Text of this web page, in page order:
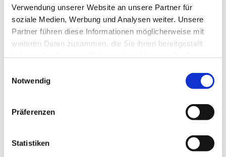
Verwendung unserer Website an unsere Partner für
soziale Medien, Werbung und Analysen weiter. Unsere
Partner führen diese Informationen möglicherweise mit
weiteren Daten zusammen, die Sie ihnen bereitgestellt
Notwendig
Präferenzen
Statistiken
27.07. - 28.08.2026
23.12. - 06.01.2027
Haus Beckhoff und Weltladen
03.08. - 14.08.2026
Während der Schließzeiten werden ggf.